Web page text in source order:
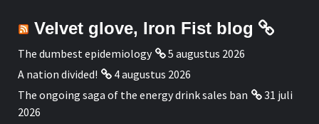
Velvet glove, Iron Fist blog
The dumbest epidemiology
5 augustus 2026
A nation divided!
4 augustus 2026
The ongoing saga of the energy drink sales ban
31 juli
2026